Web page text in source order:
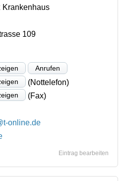
Krankenhaus
109
Anrufen
(Nottelefon)
(Fax)
Eintrag bearbeiten